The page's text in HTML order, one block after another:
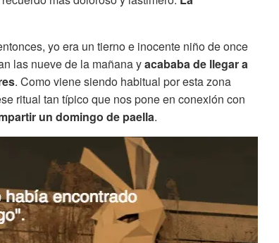
yo era un tierno e inocente niño de once
las nueve de la mañana yacababa de llegar a
. Como viene siendo habitual por esta zona
ritual tan típico que nos pone en conexión con
un domingo de paella.